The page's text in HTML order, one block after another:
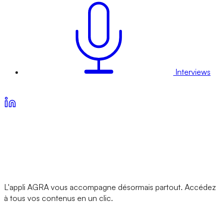
Interviews
L'appli AGRA vous accompagne désormais partout. Accédez
à tous vos contenus en un clic.